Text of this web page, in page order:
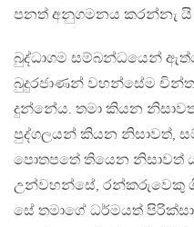
පනත් අනුගමනය කරන්නැ යි
බුද්ධාගම සම්බන්ධයෙන්
බුදුරජාණන් වහන්සේම
දුන්නේය. තමා කියන
පුද්ගලයන් කියන නිසාවත්,
පොතපතේ තියෙන නිසාවත්
උන්වහන්සේ, රන්කරුවෙකු
සේ තමාගේ ධර්මයත්